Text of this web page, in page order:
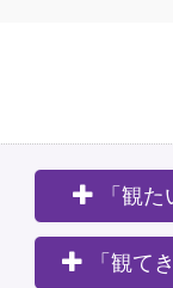
「観
「観て